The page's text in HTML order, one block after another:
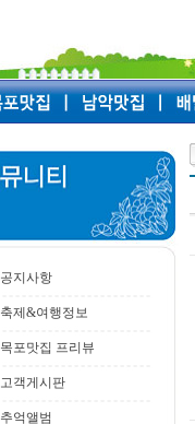
공지사항
축제&여행정보
목포맛집 프리뷰
고객게시판
추억앨범